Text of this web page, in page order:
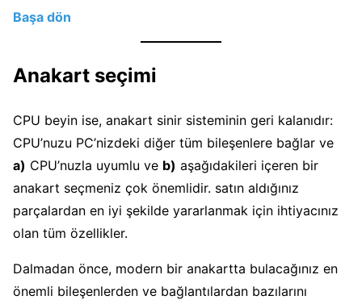
Başa dön
Anakart seçimi
CPU beyin ise, anakart sinir sisteminin geri kalanıdır:
CPU’nuzu PC’nizdeki diğer tüm bileşenlere bağlar ve
a) CPU’nuzla uyumlu ve b) aşağıdakileri içeren bir
anakart seçmeniz çok önemlidir. satın aldığınız
parçalardan en iyi şekilde yararlanmak için ihtiyacınız
olan tüm özellikler.
Dalmadan önce, modern bir anakartta bulacağınız en
önemli bileşenlerden ve bağlantılardan bazılarını